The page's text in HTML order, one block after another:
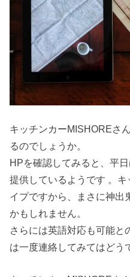
キッチンカーMISHOREさ
るのでしょうか。
HPを確認してみると、平
提供しているようです 。
イプですから、まさに神出
かもしれません。
さらには英語対応も可能と
は一度連絡してみてはどう